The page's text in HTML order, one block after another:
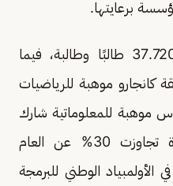
برعايتها.
وشارك في مسابقة موهوب 37.720 طالبًا وطالبة، فيما
كانجارو موهبة للرياضيات
بيبراس موهبة للمعلوماتية شارك
47591 طالبًا وطالبة، بزيادة تجاوزت 30% عن العام
الأولمبياد الوطني للبرمجة